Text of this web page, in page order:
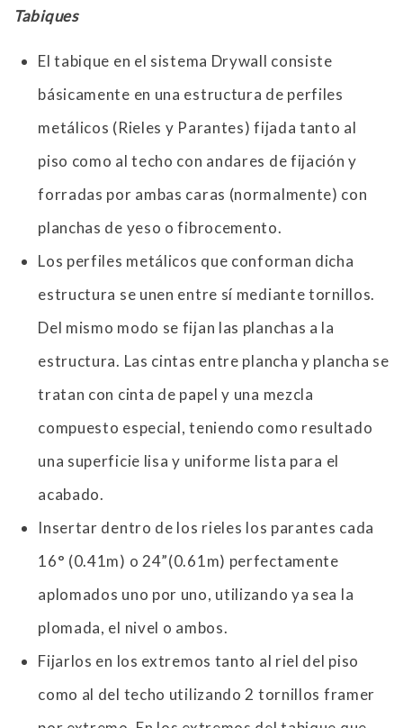
Tabiques
El tabique en el sistema Drywall consiste
básicamente en una estructura de perfiles
metálicos (Rieles y Parantes) fijada tanto al
piso como al techo con andares de fijación y
forradas por ambas caras (normalmente) con
planchas de yeso o fibrocemento.
Los perfiles metálicos que conforman dicha
estructura se unen entre sí mediante tornillos.
Del mismo modo se fijan las planchas a la
estructura. Las cintas entre plancha y plancha se
tratan con cinta de papel y una mezcla
compuesto especial, teniendo como resultado
una superficie lisa y uniforme lista para el
acabado.
Insertar dentro de los rieles los parantes cada
16° (0.41m) o 24”(0.61m) perfectamente
aplomados uno por uno, utilizando ya sea la
plomada, el nivel o ambos.
Fijarlos en los extremos tanto al riel del piso
como al del techo utilizando 2 tornillos framer